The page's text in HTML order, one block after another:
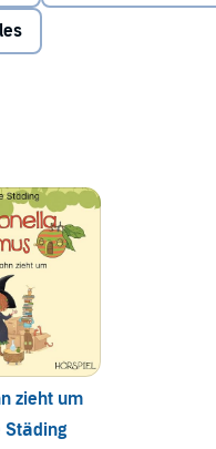
zieht um
Städing